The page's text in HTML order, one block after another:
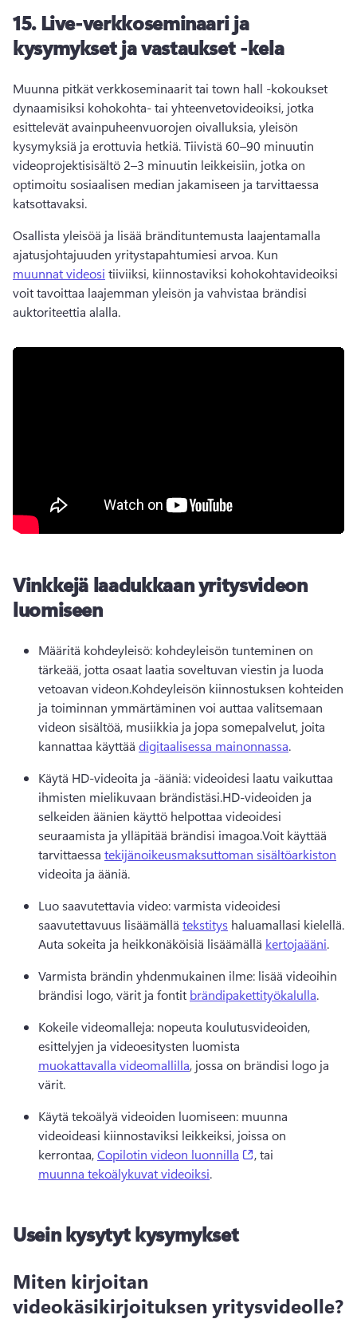
15.Live-verkkoseminaari ja
kysymykset ja vastaukset -kela
Muunna pitkät verkkoseminaarit tai town hall -kokoukset
dynaamisiksi kohokohta- tai yhteenvetovideoiksi, jotka
esittelevät avainpuheenvuorojen oivalluksia, yleisön
kysymyksiä ja erottuvia hetkiä. Tiivistä 60–90 minuutin
videoprojektisisältö 2–3 minuutin leikkeisiin, jotka on
optimoitu sosiaalisen median jakamiseen ja tarvittaessa
katsottavaksi.
Osallista yleisöä ja lisää brändituntemusta laajentamalla
ajatusjohtajuuden yritystapahtumiesi arvoa. Kun
muunnat videosi tiiviiksi, kiinnostaviksi kohokohtavideoiksi
voit tavoittaa laajemman yleisön ja vahvistaa brändisi
auktoriteettia alalla.
Vinkkejä laadukkaan yritysvideon
luomiseen
Määritä kohdeyleisö: kohdeyleisön tunteminen on
tärkeää, jotta osaat laatia soveltuvan viestin ja luoda
vetoavan videon.Kohdeyleisön kiinnostuksen kohteiden
ja toiminnan ymmärtäminen voi auttaa valitsemaan
videon sisältöä, musiikkia ja jopa somepalvelut, joita
kannattaa käyttää digitaalisessa mainonnassa.
Käytä HD-videoita ja -ääniä: videoidesi laatu vaikuttaa
ihmisten mielikuvaan brändistäsi.HD-videoiden ja
selkeiden äänien käyttö helpottaa videoidesi
seuraamista ja ylläpitää brändisi imagoa.Voit käyttää
tarvittaessa tekijänoikeusmaksuttoman sisältöarkiston
videoita ja ääniä.
Luo saavutettavia video: varmista videoidesi
saavutettavuus lisäämällä tekstitys
Auta sokeita ja heikkonäköisiä lisäämällä kertojaääni.
Varmista brändin yhdenmukainen ilme: lisää videoihin
brändisi logo, värit ja fontit brändipakettityökalulla.
Kokeile videomalleja: nopeuta koulutusvideoiden,
esittelyjen ja videoesitysten luomista
muokattavalla videomallilla, jossa on brändisi logo ja
värit.
Käytä tekoälyä videoiden luomiseen: muunna
videoideasi kiinnostaviksi leikkeiksi, joissa on
kerrontaa, Copilotin videon luonnilla (opens in a new
, tai
muunna tekoälykuvat videoiksi.
Usein kysytyt kysymykset
Miten kirjoitan
videokäsikirjoituksen yritysvideolle?